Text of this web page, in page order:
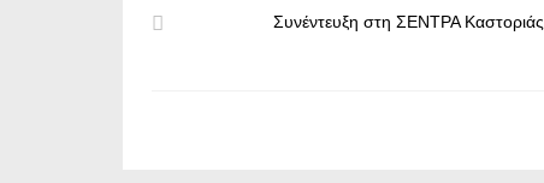
Συνέντευξη στη ΣΕΝΤΡΑ Καστοριάς